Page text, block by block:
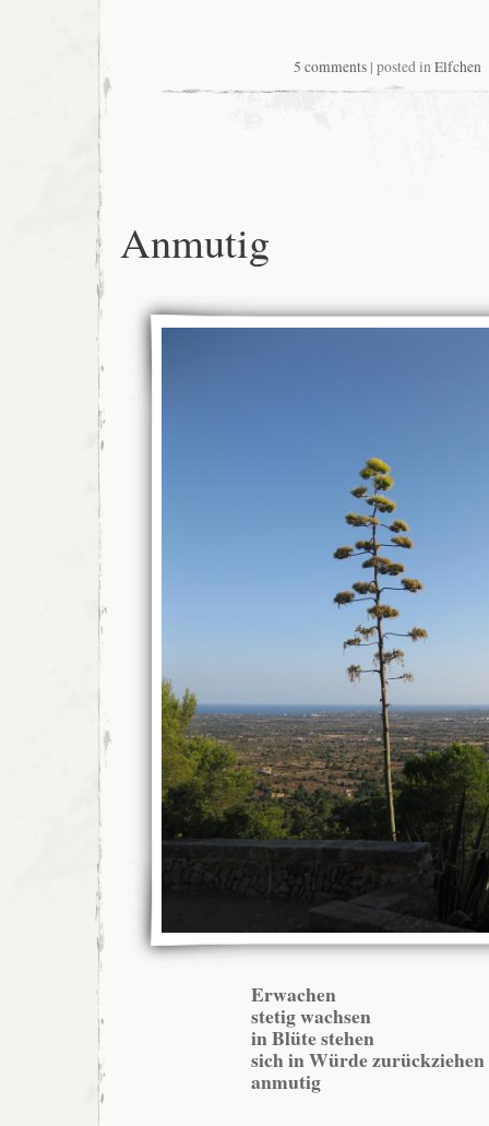
5 comments | posted inElfchen
Anmutig
Erwachen
stetig wachsen
in Blüte stehen
sich in Würde zurückziehen
anmutig